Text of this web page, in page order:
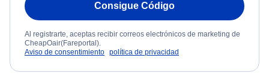
Consigue Código
Al registrarte, aceptas recibir correos electrónicos de marketing de
CheapOair(Fareportal).
Aviso de consentimiento política de privacidad